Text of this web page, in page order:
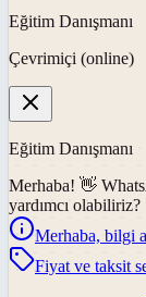
Eğitim Danışmanı
Çevrimiçi (online)
Eğitim Danışmanı
Merhaba! 👋
yardımcı olabiliriz?
Merhaba, bilgi
Fiyat ve taksit